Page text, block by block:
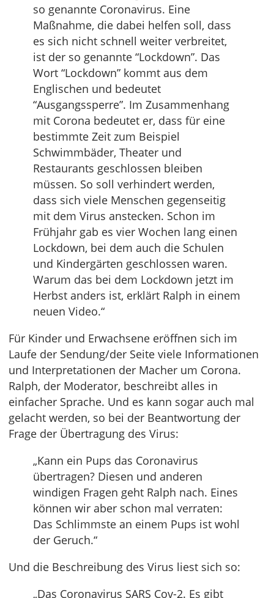
so genannte Coronavirus. Eine
Maßnahme, die dabei helfen soll, dass
es sich nicht schnell weiter verbreitet,
ist der so genannte “Lockdown”. Das
Wort “Lockdown” kommt aus dem
Englischen und bedeutet
“Ausgangssperre”. Im Zusammenhang
mit Corona bedeutet er, dass für eine
bestimmte Zeit zum Beispiel
Schwimmbäder, Theater und
Restaurants geschlossen bleiben
müssen. So soll verhindert werden,
dass sich viele Menschen gegenseitig
mit dem Virus anstecken. Schon im
Frühjahr gab es vier Wochen lang einen
Lockdown, bei dem auch die Schulen
und Kindergärten geschlossen waren.
Warum das bei dem Lockdown jetzt im
Herbst anders ist, erklärt Ralph in einem
neuen Video.“
Für Kinder und Erwachsene eröffnen sich im
Laufe der Sendung/der Seite viele Informationen
und Interpretationen der Macher um Corona.
Ralph, der Moderator, beschreibt alles in
einfacher Sprache. Und es kann sogar auch mal
gelacht werden, so bei der Beantwortung der
Frage der Übertragung des Virus:
„Kann ein Pups das Coronavirus
übertragen? Diesen und anderen
windigen Fragen geht Ralph nach. Eines
können wir aber schon mal verraten:
Das Schlimmste an einem Pups ist wohl
der Geruch.“
Und die Beschreibung des Virus liest sich so:
„Das Coronavirus SARS Cov-2. Es gibt